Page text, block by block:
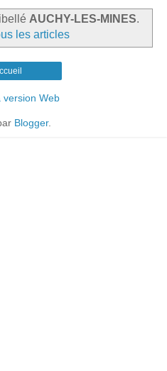
AUCHY-LES-MINES.
les articles
version Web
Blogger.